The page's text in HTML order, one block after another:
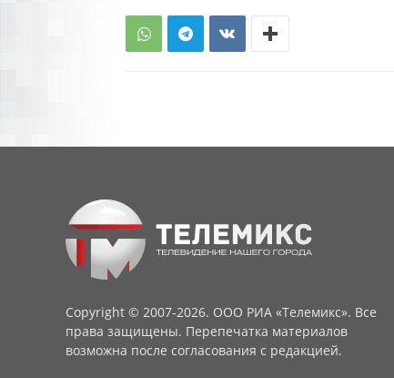
Copyright © 2007-2026. ООО РИА «Телемикс». Все
права защищены. Перепечатка материалов
возможна после согласования с редакцией.